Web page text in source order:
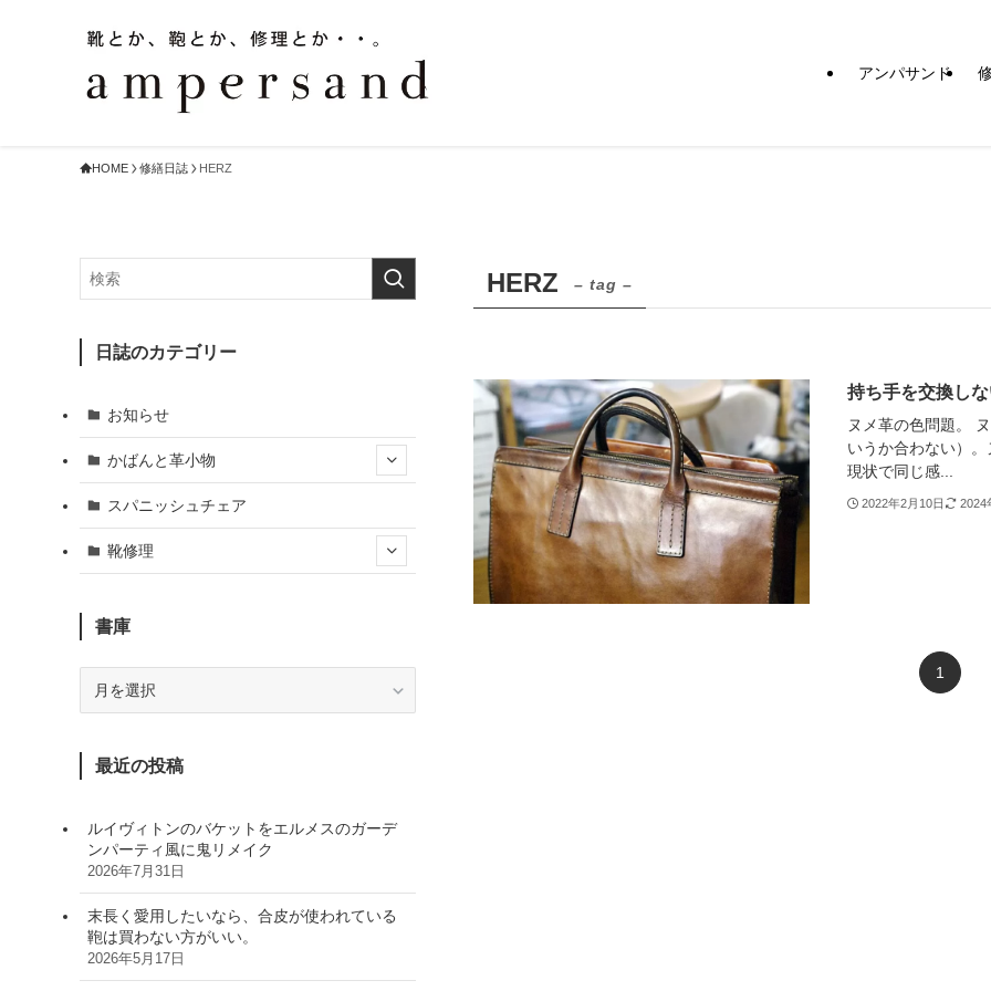
アンパサンド
HOME 修繕日誌 HERZ
HERZ – tag –
持ち手を交換し
ヌメ革の色問題。
いうか合わない）
現状で同じ感...
2022年2月10日 2024
1
日誌のカテゴリー
お知らせ
かばんと革小物
スパニッシュチェア
靴修理
書庫
最近の投稿
ルイヴィトンのバケットをエルメスのガーデ
ンパーティ風に鬼リメイク
2026年7月31日
末長く愛用したいなら、合皮が使われている
鞄は買わない方がいい。
2026年5月17日